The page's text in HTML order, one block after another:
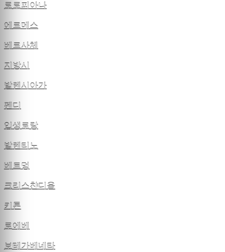
로로피아나
에르메스
베르사체
지방시
발렌시아가
펜디
입생로랑
발렌티노
베트멍
크리스챤디올
키톤
로에베
보테가베네타